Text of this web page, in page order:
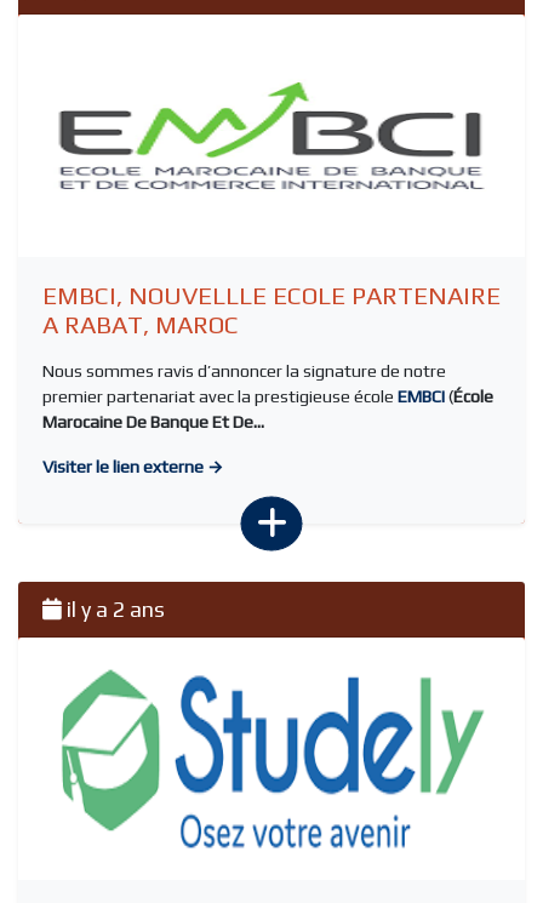
EMBCI, NOUVELLLE ECOLE PARTENAIRE
A RABAT, MAROC
Nous sommes ravis d’annoncer la signature de notre
premier partenariat avec la prestigieuse école EMBCI(École
Marocaine De Banque Et De...
Visiter le lien externe →
il y a 2 ans